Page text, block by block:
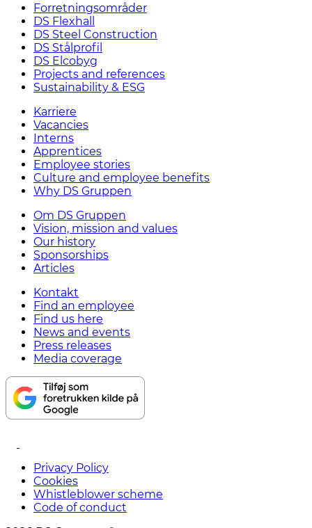
Forretningsområder
DS Flexhall
DS Steel Construction
DS Stålprofil
DS Elcobyg
Projects and references
Sustainability & ESG
Karriere
Vacancies
Interns
Apprentices
Employee stories
Culture and employee benefits
Why DS Gruppen
Om DS Gruppen
Vision, mission and values
Our history
Sponsorships
Articles
Kontakt
Find an employee
Find us here
News and events
Press releases
Media coverage
Privacy Policy
Cookies
Whistleblower scheme
Code of conduct